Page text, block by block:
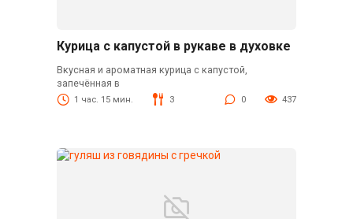
Курица с капустой в рукаве в духовке
Вкусная и ароматная курица с капустой,
запечённая в
1 час. 15 мин. 3 0 437